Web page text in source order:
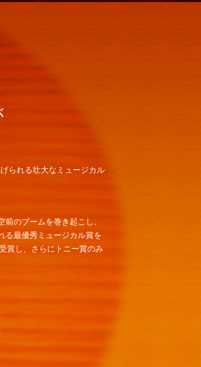
られる壮大なミュージカル
のブームを巻き起こし、
る最優秀ミュージカル賞を
賞し、さらにトニー賞のみ